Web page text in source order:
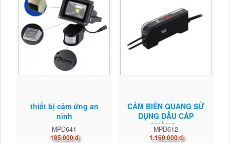
thiết bị cảm ứng an
ninh
MPD641
185.000 đ
CẢM BIẾN QUANG SỬ
DỤNG ĐẦU CÁP
QUÀNG...
MPD612
1.160.000 đ